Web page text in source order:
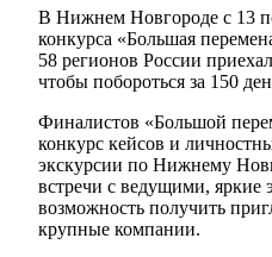
В Нижнем Новгороде с 13
конкурса «Большая
58 регионов России
чтобы побороться за 150
Финалистов «Большой
конкурс кейсов и
экскурсии по Нижнему
встречи с ведущими, яркие
возможность получить
крупные компании.